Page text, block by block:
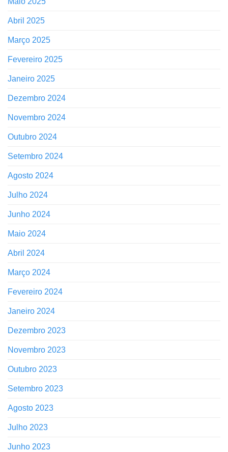
Abril 2025
Março 2025
Fevereiro 2025
Janeiro 2025
Dezembro 2024
Novembro 2024
Outubro 2024
Setembro 2024
Agosto 2024
Julho 2024
Junho 2024
Maio 2024
Abril 2024
Março 2024
Fevereiro 2024
Janeiro 2024
Dezembro 2023
Novembro 2023
Outubro 2023
Setembro 2023
Agosto 2023
Julho 2023
Junho 2023